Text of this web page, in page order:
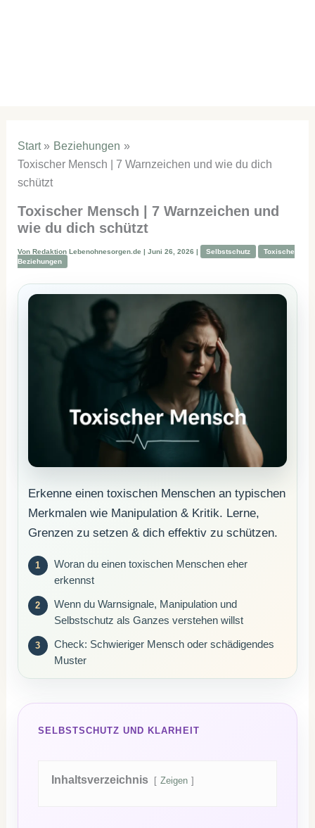
Start
Beziehungen
Toxischer Mensch | 7 Warnzeichen und wie du dich
schützt
Toxischer Mensch | 7 Warnzeichen und
wie du dich schützt
Von Redaktion Lebenohnesorgen.de | Juni 26, 2026 | Selbstschutz
Toxische
Beziehungen
Erkenne einen toxischen Menschen an typischen
Merkmalen wie Manipulation & Kritik. Lerne,
Grenzen zu setzen & dich effektiv zu schützen.
Woran du einen toxischen Menschen eher
erkennst
Wenn du Warnsignale, Manipulation und
Selbstschutz als Ganzes verstehen willst
Check: Schwieriger Mensch oder schädigendes
Muster
SELBSTSCHUTZ UND KLARHEIT
Inhaltsverzeichnis Zeigen